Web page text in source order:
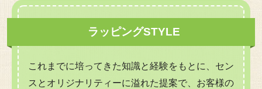
ラッピングSTYLE
これまでに培ってきた知識と経験をもとに、セン
スとオリジナリティーに溢れた提案で、お客様の